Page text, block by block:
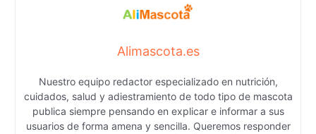
Alimascota.es
Nuestro equipo redactor especializado en nutrición,
cuidados, salud y adiestramiento de todo tipo de mascota
publica siempre pensando en explicar e informar a sus
usuarios de forma amena y sencilla. Queremos responder